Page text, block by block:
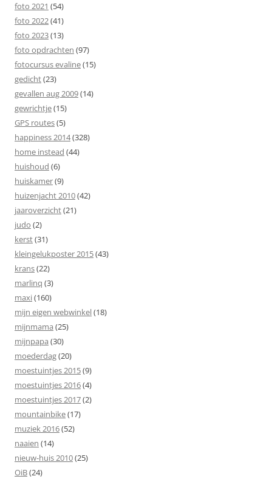
foto 2021 (54)
foto 2022(41)
foto 2023(13)
foto opdrachten (97)
fotocursus evaline(15)
gedicht(23)
gevallen aug 2009(14)
gewrichtje(15)
GPS routes(5)
happiness 2014(328)
home instead (44)
huishoud (6)
huiskamer(9)
huizenjacht 2010(42)
jaaroverzicht(21)
judo (2)
kerst(31)
kleingelukposter 2015(43)
krans(22)
marlinq (3)
maxi(160)
mijn eigen webwinkel(18)
mijnmama (25)
mijnpapa (30)
moederdag(20)
moestuintjes 2015(9)
moestuintjes 2016(4)
moestuintjes 2017(2)
mountainbike(17)
muziek 2016(52)
naaien (14)
nieuw-huis 2010(25)
OiB(24)